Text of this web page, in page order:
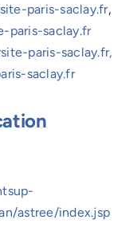
paris-saclay.fr,
paris-saclay.fr
paris-saclay.fr,
saclay.fr
astree/index.jsp